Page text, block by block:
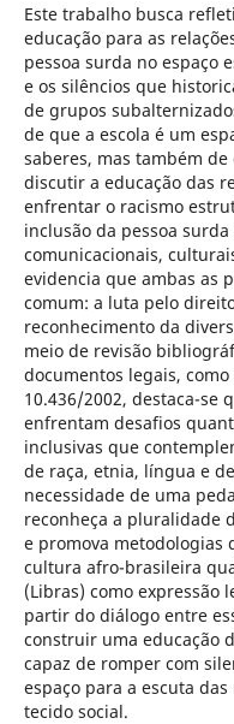
Este trabalho busca
educação para as
pessoa surda no espaço
e os silêncios que
de grupos
de que a escola é um
saberes, mas também
discutir a educação das
enfrentar o racismo
inclusão da pessoa
comunicacionais,
evidencia que ambas as
comum: a luta pelo
reconhecimento da
meio de revisão
documentos legais, como
10.436/2002, destaca-se
enfrentam desafios
inclusivas que
de raça, etnia, língua e
necessidade de uma
reconheça a pluralidade
e promova metodologias
cultura afro-brasileira
(Libras) como expressão
partir do diálogo entre
construir uma educação
capaz de romper com
espaço para a escuta
tecido social.